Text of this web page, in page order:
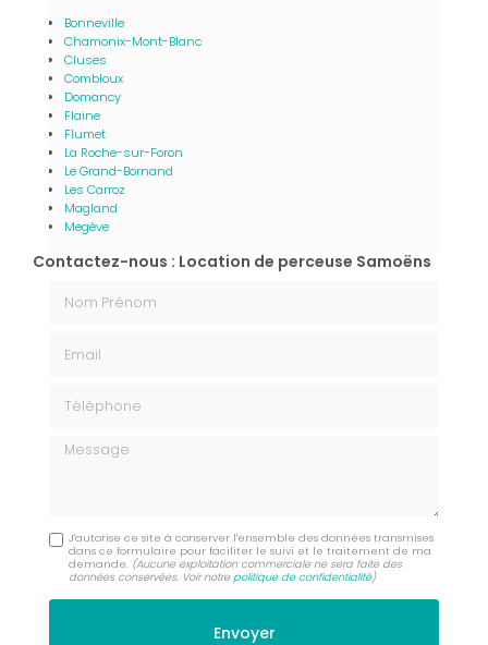
Bonneville
Chamonix-Mont-Blanc
Cluses
Combloux
Domancy
Flaine
Flumet
La Roche-sur-Foron
Le Grand-Bornand
Les Carroz
Magland
Megève
Contactez-nous : Location de perceuse Samoëns
Message
J'autorise ce site à conserver l'ensemble des données transmises
dans ce formulaire pour faciliter le suivi et le traitement de ma
demande. (Aucune exploitation commerciale ne sera faite des
données conservées. Voir notrepolitique de confidentialité)